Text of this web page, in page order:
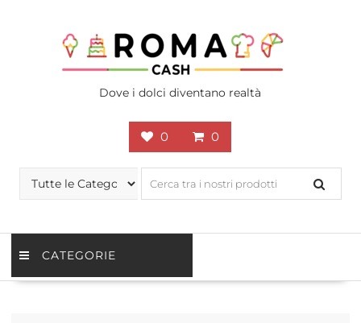
Dove i dolci diventano realtà
0 0
CATEGORIE